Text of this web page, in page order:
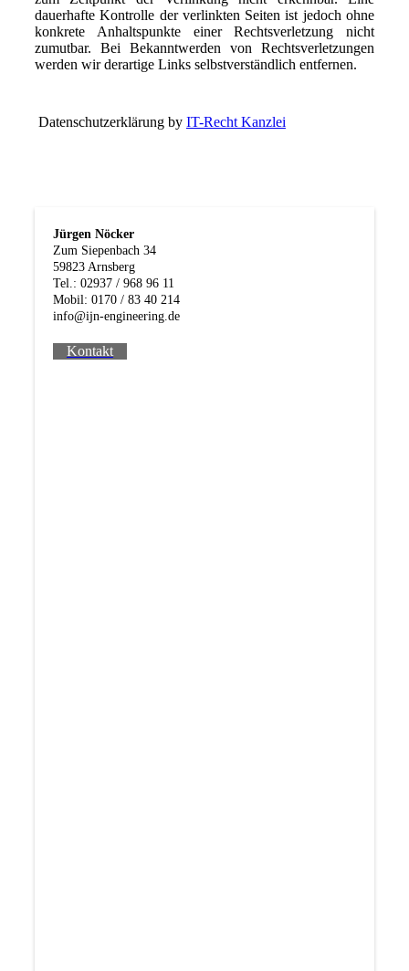
dauerhafte Kontrolle der verlinkten Seiten ist jedoch ohne
konkrete Anhaltspunkte einer Rechtsverletzung nicht
zumutbar. Bei Bekanntwerden von Rechtsverletzungen
werden wir derartige Links selbstverständlich entfernen.
Datenschutzerklärung by IT-Recht Kanzlei
Jürgen Nöcker
Zum Siepenbach 34
59823 Arnsberg
Tel.: 02937 / 968 96 11
Mobil: 0170 / 83 40 214
info@ijn-engineering.de
Kontakt